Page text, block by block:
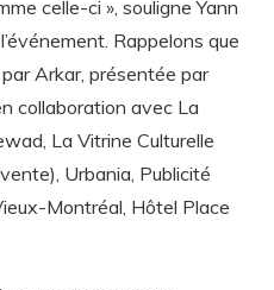
celle-ci », souligne Yann
Rappelons que
Arkar, présentée par
collaboration avec La
La Vitrine Culturelle
Urbania, Publicité
Montréal, Hôtel Place